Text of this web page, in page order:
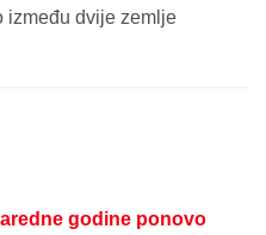
između dvije zemlje
godine ponovo